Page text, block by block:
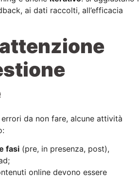
ai dati raccolti, all’efficacia
da non fare, alcune attività
fasi (pre, in presenza, post),
online devono essere